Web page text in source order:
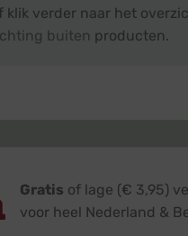
klik verder naar het
buiten producten.
Gratis of lage (€ 3,95)
voor heel Nederland &